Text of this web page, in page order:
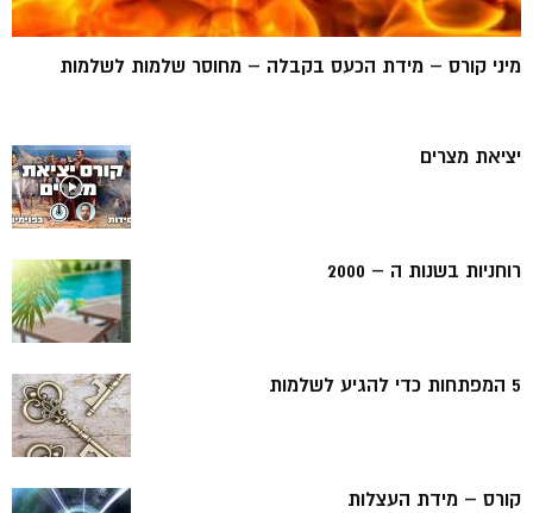
מיני קורס – מידת הכעס בקבלה – מחוסר שלמות לשלמות
יציאת מצרים
רוחניות בשנות ה – 2000
5 המפתחות כדי להגיע לשלמות
קורס – מידת העצלות